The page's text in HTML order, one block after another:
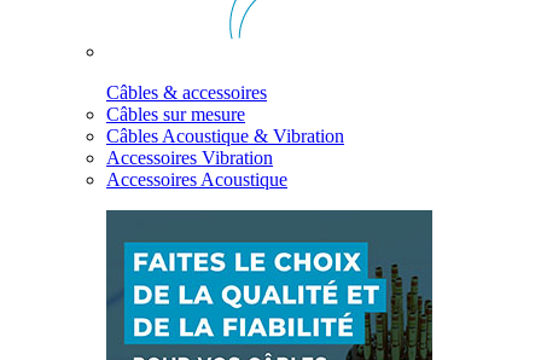
Câbles & accessoires
Câbles sur mesure
Câbles Acoustique & Vibration
Accessoires Vibration
Accessoires Acoustique